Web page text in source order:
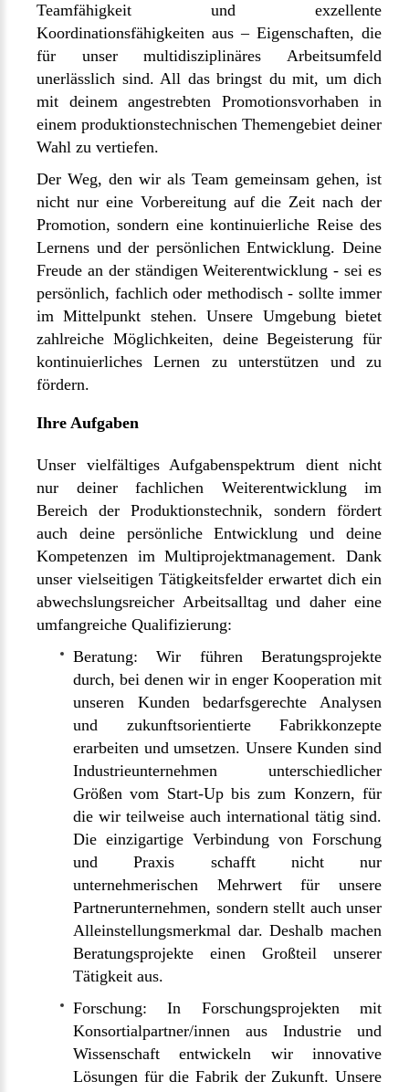
Teamfähigkeit und exzellente
Koordinationsfähigkeiten aus – Eigenschaften, die
für unser multidisziplinäres Arbeitsumfeld
unerlässlich sind. All das bringst du mit, um dich
mit deinem angestrebten Promotionsvorhaben in
einem produktionstechnischen Themengebiet deiner
Wahl zu vertiefen.
Der Weg, den wir als Team gemeinsam gehen, ist
nicht nur eine Vorbereitung auf die Zeit nach der
Promotion, sondern eine kontinuierliche Reise des
Lernens und der persönlichen Entwicklung. Deine
Freude an der ständigen Weiterentwicklung - sei es
persönlich, fachlich oder methodisch - sollte immer
im Mittelpunkt stehen. Unsere Umgebung bietet
zahlreiche Möglichkeiten, deine Begeisterung für
kontinuierliches Lernen zu unterstützen und zu
fördern.
Ihre Aufgaben
Unser vielfältiges Aufgabenspektrum dient nicht
nur deiner fachlichen Weiterentwicklung im
Bereich der Produktionstechnik, sondern fördert
auch deine persönliche Entwicklung und deine
Kompetenzen im Multiprojektmanagement. Dank
unser vielseitigen Tätigkeitsfelder erwartet dich ein
abwechslungsreicher Arbeitsalltag und daher eine
umfangreiche Qualifizierung:
Beratung: Wir führen Beratungsprojekte
durch, bei denen wir in enger Kooperation mit
unseren Kunden bedarfsgerechte Analysen
und zukunftsorientierte Fabrikkonzepte
erarbeiten und umsetzen. Unsere Kunden sind
Industrieunternehmen unterschiedlicher
Größen vom Start-Up bis zum Konzern, für
die wir teilweise auch international tätig sind.
Die einzigartige Verbindung von Forschung
und Praxis schafft nicht nur
unternehmerischen Mehrwert für unsere
Partnerunternehmen, sondern stellt auch unser
Alleinstellungsmerkmal dar. Deshalb machen
Beratungsprojekte einen Großteil unserer
Tätigkeit aus.
Forschung: In Forschungsprojekten mit
Konsortialpartner/innen aus Industrie und
Wissenschaft entwickeln wir innovative
Lösungen für die Fabrik der Zukunft. Unsere